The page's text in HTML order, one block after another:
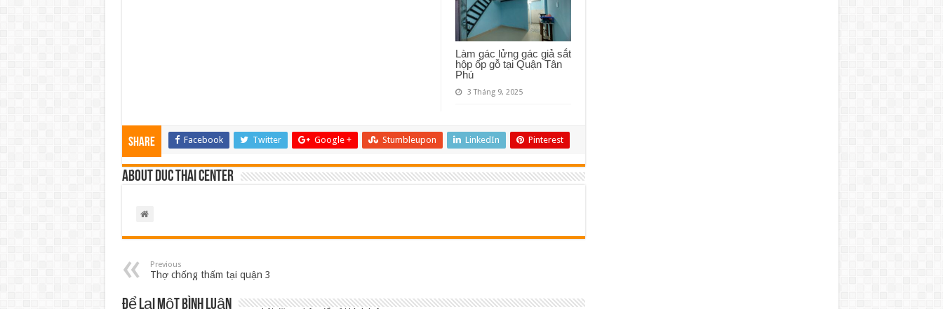
Làm gác lửng gác giả sắt
hộp ốp gỗ tại Quận Tân
Phú
3 Tháng 9, 2025
Share Facebook Twitter Google + Stumbleupon LinkedIn Pinterest
About Duc Thai Center
Previous
Thợ chống thấm tại quận 3
Để lại một bình luận